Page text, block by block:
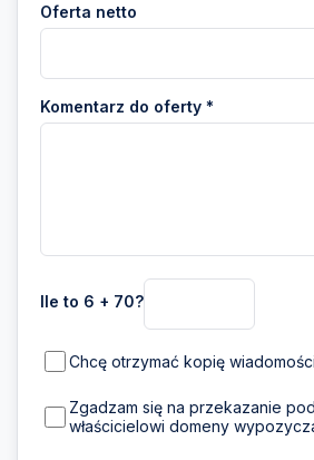
Oferta netto
Komentarz do oferty *
Ile to 6 + 70?
Chcę otrzymać kopię
Zgadzam się na przekazanie
właścicielowi domeny